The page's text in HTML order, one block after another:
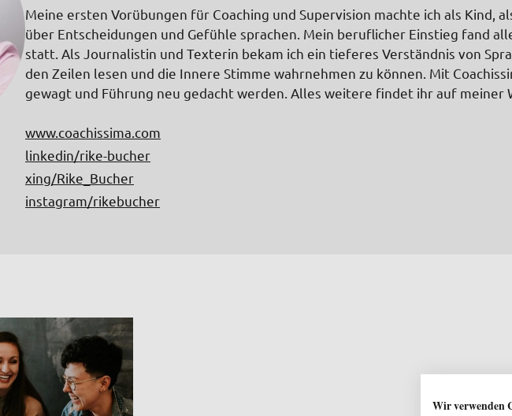
Meine ersten Vorübungen für Coaching und Supervision machte ich als Kind,
über Entscheidungen und Gefühle sprachen. Mein beruflicher Einstieg fand
statt. Als Journalistin und Texterin bekam ich ein tieferes Verständnis von
den Zeilen lesen und die Innere Stimme wahrnehmen zu können. Mit
gewagt und Führung neu gedacht werden. Alles weitere findet ihr auf meiner
www.coachissima.com
linkedin/rike-bucher
xing/Rike_Bucher
instagram/rikebucher
Wir verwenden